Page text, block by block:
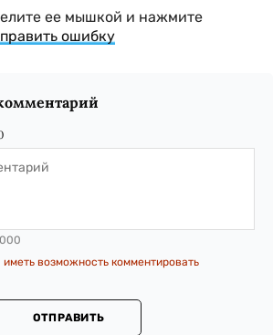
ее мышкой и нажмите
ошибку
возможность комментировать
ОТПРАВИТЬ